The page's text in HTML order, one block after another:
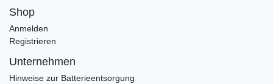
Shop
Anmelden
Registrieren
Unternehmen
Hinweise zur Batterieentsorgung